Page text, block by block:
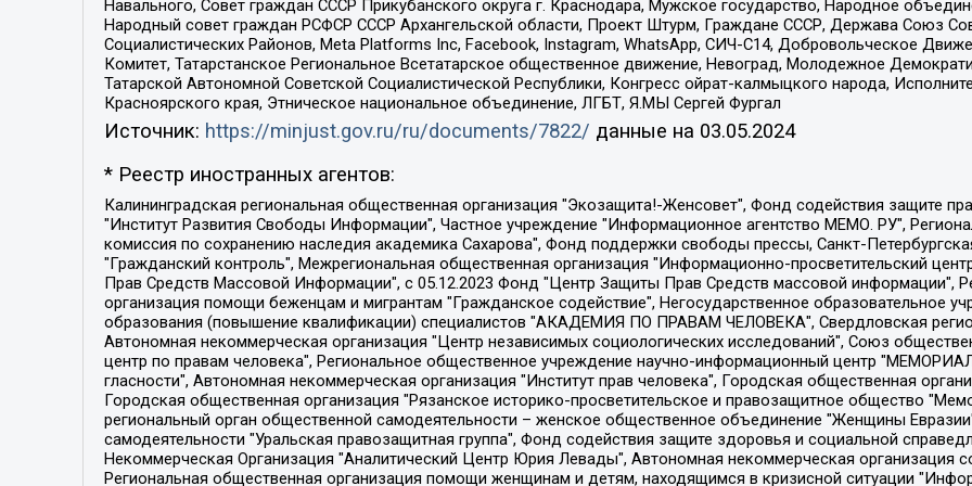
Навального, Совет граждан СССР Прикубанского округа г. Краснодара, Мужское государство, Народное
Народный совет граждан РСФСР СССР Архангельской области, Проект Штурм, Граждане СССР, Держава Союз
Социалистических Районов, Meta Platforms Inc, Facebook, Instagram, WhatsApp, СИЧ-С14, Добровольческое
Комитет, Татарстанское Региональное Всетатарское общественное движение, Невоград, Молодежное
Татарской Автономной Советской Социалистической Республики, Конгресс ойрат-калмыцкого народа,
Красноярского края, Этническое национальное объединение, ЛГБТ, Я.МЫ Сергей Фургал
Источник: https://minjust.gov.ru/ru/documents/7822/ данные на 03.05.2024
* Реестр иностранных агентов:
Калининградская региональная общественная организация "Экозащита!-Женсовет", Фонд содействия защите прав и свобод граждан "Общественный вердикт", Фонд "Институт Развития Свободы Информации", Частное учреждение "Информационное агентство МЕМО. РУ", Региональная общественная организация "Общественная комиссия по сохранению наследия академика Сахарова", Фонд поддержки свободы прессы, Санкт-Петербургская общественная правозащитная организация "Гражданский контроль", Межрегиональная общественная организация "Информационно-просветительский центр "Мемориал", Региональный Фонд "Центр Защиты Прав Средств Массовой Информации", с 05.12.2023 Фонд "Центр Защиты Прав Средств массовой информации", Региональная общественная благотворительная организация помощи беженцам и мигрантам "Гражданское содействие", Негосударственное образовательное учреждение дополнительного профессионального образования (повышение квалификации) специалистов "АКАДЕМИЯ ПО ПРАВАМ ЧЕЛОВЕКА", Свердловская региональная общественная организация "Сутяжник", Автономная некоммерческая организация "Центр независимых социологических исследований", Союз общественных объединений "Российский исследовательский центр по правам человека", Региональное общественное учреждение научно-информационный центр "МЕМОРИАЛ", Некоммерческая организация "Фонд защиты гласности", Автономная некоммерческая организация "Институт прав человека", Городская общественная организация "Екатеринбургское общество "МЕМОРИАЛ", Городская общественная организация "Рязанское историко-просветительское и правозащитное общество "Мемориал" (Рязанский Мемориал), Челябинский региональный орган общественной самодеятельности – женское общественное объединение "Женщины Евразии", Челябинский региональный орган общественной самодеятельности "Уральская правозащитная группа", Фонд содействия защите здоровья и социальной справедливости имени Андрея Рылькова, Автономная Некоммерческая Организация "Аналитический Центр Юрия Левады", Автономная некоммерческая организация социальной поддержки населения "Проект Апрель", Региональная общественная организация помощи женщинам и детям, находящимся в кризисной ситуации "Информационно-методический центр "Анна", Фонд содействия развитию массовых коммуникаций и правовому просвещению "Так-так-Так", Фонд содействия устойчивому развитию "Серебряная тайга", Свердловский региональный общественный фонд социальных проектов "Новое время", "Idel.Реалии", Кавказ.Реалии, Крым.Реалии, Телеканал Настоящее Время, Татаро-башкирская служба Радио Свобода (Azatliq Radiosi), Радио Свободная Европа/Радио Свобода (PCE/PC), "Сибирь.Реалии", "Фактограф", Благотворительный фонд помощи осужденным и их семьям, Автономная некоммерческая организация "Институт глобализации и социальных движений", Фонд "В защиту прав заключенных", Частное учреждение "Центр поддержки и содействия развитию средств массовой информации", Пензенский региональный общественный благотворительный фонд "Гражданский союз", "Север.Реалии", Некоммерческая организация Фонд "Правовая инициатива", Общество с ограниченной ответственностью "Радио Свободная Европа/Радио Свобода", Чешское информационное агентство "MEDIUM-ORIENT", Красноярская региональная общественная организация "Мы против СПИДа", Камалягин Денис Николаевич, Маркелов Сергей Евгеньевич, Пономарев Лев Александрович, Савицкая Людмила Алексеевна, Автономная некоммерческая организация "Центр по работе с проблемой насилия "НАСИЛИЮ.НЕТ", Межрегиональный профессиональный союз работников здравоохранения "Альянс врачей", Юридическое лицо, зарегистрированное в Латвийской Республике, SIA "Medusa Project" (регистрационный номер 40103797863, дата регистрации 10.06.2014), Некоммерческая организация "Фонд по борьбе с коррупцией", Автономная некоммерческая организация "Институт права и публичной политики", Баданин Роман Сергеевич, Гликин Максим Александрович, Железнова Мария Михайловна, Лукьянова Юлия Сергеевна, Маетная Елизавета Витальевна, Маняхин Петр Борисович, Чуракова Ольга Владимировна, Ярош Юлия Петровна, Юридическое лицо "The Insider SIA", зарегистрированное в Риге, Латвийская Республика (дата регистрации 26.06.2015), являющееся администратором доменного имени интернет-издания "The Insider SIA", https://theins.ru, Постернак Алексей Евгеньевич, Рубин Михаил Аркадьевич, Анин Роман Александрович, Юридическое лицо Istories fonds, зарегистрированное в Латвийской Республике (регистрационный номер 50008295751, дата регистрации 24.02.2020), Великовский Дмитрий Александрович, Долинина Ирина Николаевна, Мароховская Алеся Алексеевна, Шлейнов Роман Юрьевич, Шмагун Олеся Валентиновна, Общество с ограниченной ответственностью "Альтаир 2021", Общество с ограниченной ответственностью "Вега 2021", Общество с ограниченной ответственностью "Главный редактор 2021", Общество с ограниченной ответственностью "Ромашки монолит", Важенков Артем Валерьевич, Ивановская областная общественная организация "Центр гендерных исследований", Гурман Юрий Альбертович, Медиапроект "ОВД-Инфо", Егоров Владимир Владимирович, Жилинский Владимир Александрович, Общество с ограниченной ответственностью "ЗП", Иванова София Юрьевна, Карезина Инна Павловна, Кильтау Екатерина Викторовна, Петров Алексей Викторович, Пискунов Сергей Евгеньевич, Смирнов Сергей Сергеевич, Тихонов Михаил Сергеевич, Общество с ограниченной ответственностью "ЖУРНАЛИСТ-ИНОСТРАННЫЙ АГЕНТ", Арапова Галина Юрьевна, Вольтская Татьяна Анатольевна, Американская компания "Mason G.E.S. Anonymous Foundation" (США), являющаяся владельцем интернет-издания https://mnews.world/, Компания "Stichting Bellingcat", зарегистрированная в Нидерландах (дата регистрации 11.07.2018), Захаров Андрей Вячеславович, Клепиковская Екатерина Дмитриевна, Общество с ограниченной ответственностью "МЕМО", Перл Роман Александрович, Симонов Евгений Алексеевич, Соловьева Елена Анатольевна, Сотников Даниил Владимирович, Сурначева Елизавета Дмитриевна, Автономная некоммерческая организация по защите прав человека и информированию населения "Якутия – Наше Мнение", Общество с ограниченной ответственностью "Москоу диджитал медиа", с 26.01.2023 Общество с ограниченной ответственностью "Чайка Белые сады", Ветошкина Валерия Валерьевна, Заговора Максим Александрович, Межрегиональное общественное движение "Российская ЛГБТ - сеть", Оленичев Максим Владимирович, Павлов Иван Юрьевич, Скворцова Елена Сергеевна, Общество с ограниченной ответственностью "Как бы инагент", Кочетков Игорь Викторович, Общество с ограниченной ответственностью "Честные выборы", Еланчик Олег Александрович, Общество с ограниченной ответственностью "Нобелевский призыв", Гималова Регина Эмилевна, Григорьев Андрей Валерьевич, Григорьева Алина Александровна, Ассоциация по содействию защите прав призывников, альтернативнослужащих и военнослужащих "Правозащитная группа